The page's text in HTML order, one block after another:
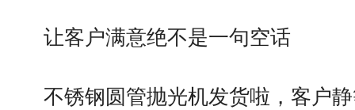
让客户满意绝不是一句空话
不锈钢圆管抛光机发货啦，客户